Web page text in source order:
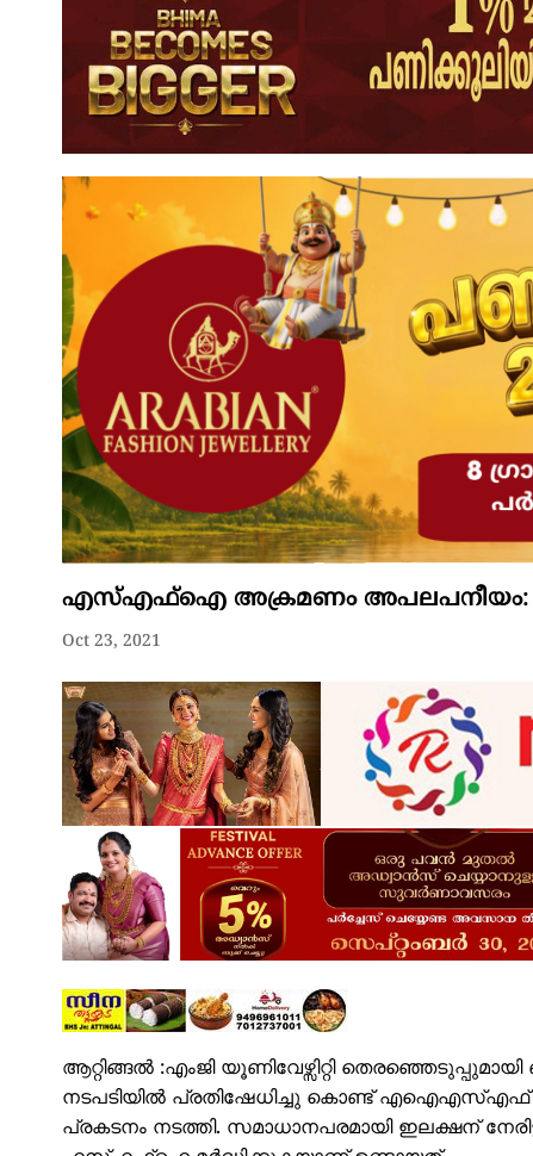
എസ്എഫ്ഐ അക്രമണം
Oct 23, 2021
ആറ്റിങ്ങൽ :എംജി യൂണിവേഴ്സിറ്റി
നടപടിയിൽ പ്രതിഷേധിച്ചു കൊണ്ട് എഐഎസ്എഫ്
പ്രകടനം നടത്തി. സമാധാനപരമായി ഇലക്ഷന്